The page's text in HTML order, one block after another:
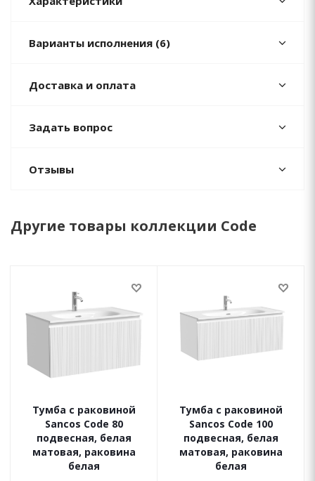
Варианты исполнения (6)
Доставка и оплата
Задать вопрос
Отзывы
Другие товары коллекции Code
Тумба с раковиной
Sancos Code 80
подвесная, белая
матовая, раковина
белая
Тумба с раковиной
Sancos Code 100
подвесная, белая
матовая, раковина
белая